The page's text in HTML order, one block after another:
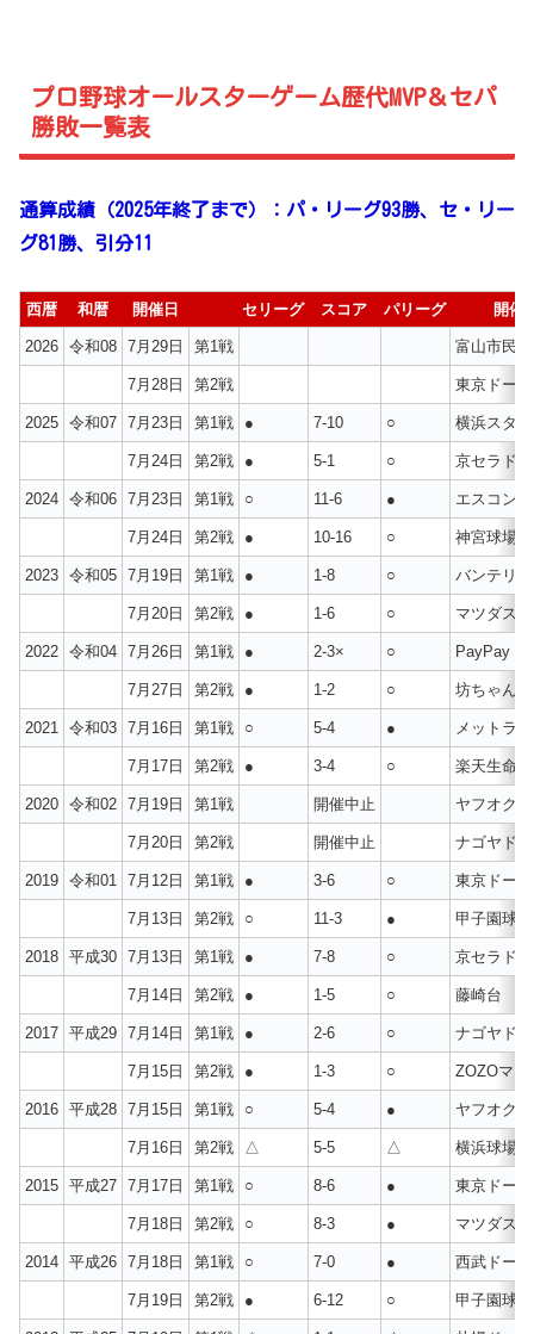
プロ野球オールスターゲーム歴代MVP＆セパ
勝敗一覧表
通算成績（2025年終了まで）：パ・リーグ93勝、セ・リー
グ81勝、引分11
西暦 和暦 開催日 セリーグ スコア パリーグ 開催
2026 令和08 7月29日 第1戦 富山市民
7月28日 第2戦 東京ドーム
2025 令和07 7月23日 第1戦 ● 7-10 ○ 横浜スタ
7月24日 第2戦 ● 5-1 ○ 京セラド
2024 令和06 7月23日 第1戦 ○ 11-6 ● エスコン
7月24日 第2戦 ● 10-16 ○ 神宮球場
2023 令和05 7月19日 第1戦 ● 1-8 ○ バンテリン
7月20日 第2戦 ● 1-6 ○ マツダス
2022 令和04 7月26日 第1戦 ● 2-3× ○ PayPayド
7月27日 第2戦 ● 1-2 ○ 坊ちゃん
2021 令和03 7月16日 第1戦 ○ 5-4 ● メットラ
7月17日 第2戦 ● 3-4 ○ 楽天生命
2020 令和02 7月19日 第1戦 開催中止 ヤフオク
7月20日 第2戦 開催中止 ナゴヤド
2019 令和01 7月12日 第1戦 ● 3-6 ○ 東京ドーム
7月13日 第2戦 ○ 11-3 ● 甲子園球場
2018 平成30 7月13日 第1戦 ● 7-8 ○ 京セラド
7月14日 第2戦 ● 1-5 ○ 藤崎台
2017 平成29 7月14日 第1戦 ● 2-6 ○ ナゴヤド
7月15日 第2戦 ● 1-3 ○ ZOZOマリ
2016 平成28 7月15日 第1戦 ○ 5-4 ● ヤフオク
7月16日 第2戦 △ 5-5 △ 横浜球場
2015 平成27 7月17日 第1戦 ○ 8-6 ● 東京ドーム
7月18日 第2戦 ○ 8-3 ● マツダス
2014 平成26 7月18日 第1戦 ○ 7-0 ● 西武ドーム
7月19日 第2戦 ● 6-12 ○ 甲子園球場